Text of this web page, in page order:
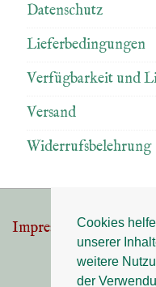
Cookies
unserer
weitere
der
Datenschutz
Lieferbedingungen
Verfügbarkeit und
Versand
Widerrufsbelehrung
Footer-
Impressum